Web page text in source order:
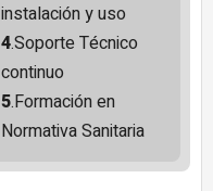
instalación y uso
4.Soporte Técnico
continuo
5.Formación en
Normativa Sanitaria